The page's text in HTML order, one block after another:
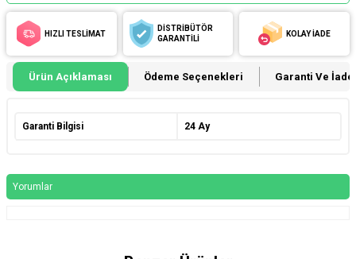
HIZLI TESLİMAT
DİSTRİBÜTÖR
GARANTİLİ
KOLAY İADE
Ürün Açıklaması Ödeme Seçenekleri Garanti Ve İade
Garanti Bilgisi 24 Ay
Yorumlar